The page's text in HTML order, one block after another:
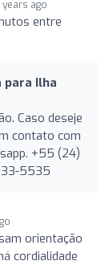
years ago
entre
para Ilha
Caso deseje
contato com
+55 (24)
5535
orientação
cordialidade